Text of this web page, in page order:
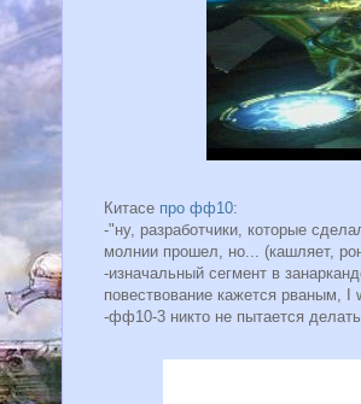
Китасе про фф10:
-"ну, разработчики, которые
молнии прошел, но... (кашляет,
-изначальный сегмент в
повествование кажется рваным, I
-фф10-3 никто не пытается